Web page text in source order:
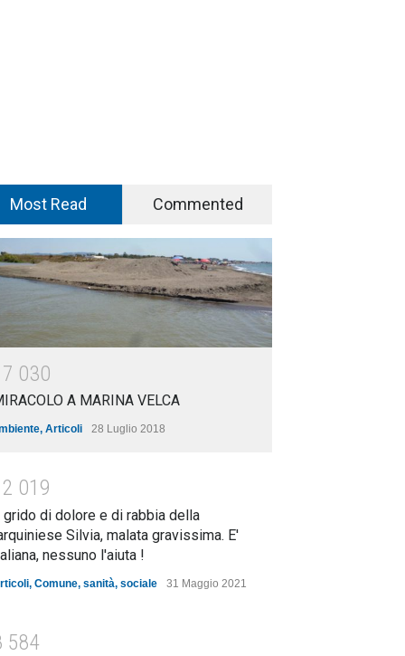
Most Read Commented
7 030
A MARINA VELCA
, Articoli 28 Luglio 2018
2 01 9
grido di dolore e di rabbia della
Silvia, malata gravissima. E'
nessuno l'aiuta !
, Comune, sanità, sociale 31 Maggio 2021
584